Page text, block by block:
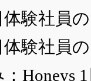
体験社員
体験社員
：Honeys